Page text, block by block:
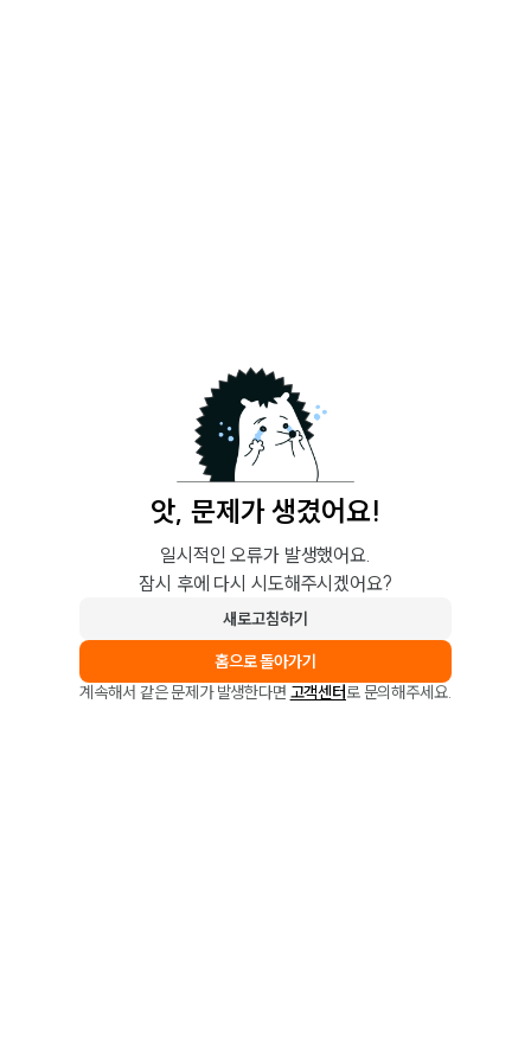
앗, 문제가 생겼어요!
일시적인 오류가 발생했어요.
잠시 후에 다시 시도해주시겠어요?
새로고침하기
홈으로 돌아가기
계속해서 같은 문제가 발생한다면 고객센터로 문의해주세요.